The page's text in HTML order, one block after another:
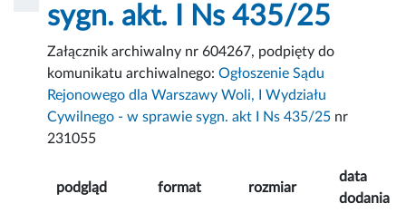
sygn. akt. I Ns 435/25
Załącznik archiwalny nr 604267, podpięty do
komunikatu archiwalnego:Ogłoszenie Sądu
Rejonowego dla Warszawy Woli, I Wydziału
Cywilnego - w sprawie sygn. akt I Ns 435/25 nr
231055
podgląd format rozmiar
data
dodania